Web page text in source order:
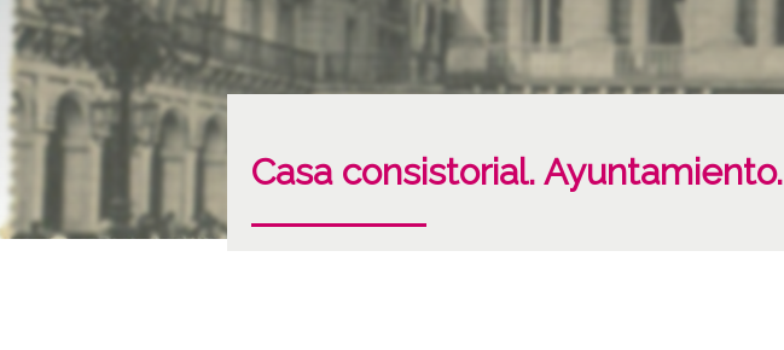
Casa consistorial. Ayuntamiento.